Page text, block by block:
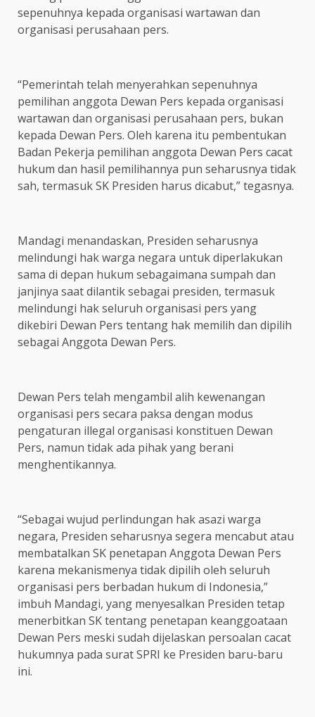
sepenuhnya kepada organisasi wartawan dan
organisasi perusahaan pers.
“Pemerintah telah menyerahkan sepenuhnya
pemilihan anggota Dewan Pers kepada organisasi
wartawan dan organisasi perusahaan pers, bukan
kepada Dewan Pers. Oleh karena itu pembentukan
Badan Pekerja pemilihan anggota Dewan Pers cacat
hukum dan hasil pemilihannya pun seharusnya tidak
sah, termasuk SK Presiden harus dicabut,” tegasnya.
Mandagi menandaskan, Presiden seharusnya
melindungi hak warga negara untuk diperlakukan
sama di depan hukum sebagaimana sumpah dan
janjinya saat dilantik sebagai presiden, termasuk
melindungi hak seluruh organisasi pers yang
dikebiri Dewan Pers tentang hak memilih dan dipilih
sebagai Anggota Dewan Pers.
Dewan Pers telah mengambil alih kewenangan
organisasi pers secara paksa dengan modus
pengaturan illegal organisasi konstituen Dewan
Pers, namun tidak ada pihak yang berani
menghentikannya.
“Sebagai wujud perlindungan hak asazi warga
negara, Presiden seharusnya segera mencabut atau
membatalkan SK penetapan Anggota Dewan Pers
karena mekanismenya tidak dipilih oleh seluruh
organisasi pers berbadan hukum di Indonesia,”
imbuh Mandagi, yang menyesalkan Presiden tetap
menerbitkan SK tentang penetapan keanggoataan
Dewan Pers meski sudah dijelaskan persoalan cacat
hukumnya pada surat SPRI ke Presiden baru-baru
ini.